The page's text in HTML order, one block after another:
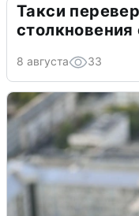
Такси
столкновения
8 августа 33